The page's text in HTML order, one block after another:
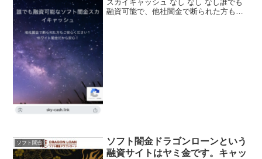
スカイキャッシュ なし なし なし誰でも
融資可能で、他社闇金で断られた方もご
ソフト闇金
ソフト闇金ドラゴンローンという
融資サイトはヤミ金です。キャッ